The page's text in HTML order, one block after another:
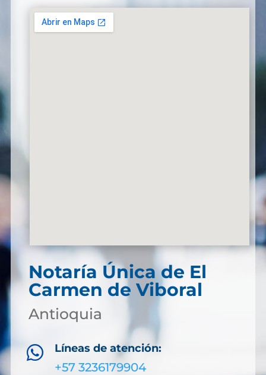
Notaría Única de El
Carmen de Viboral
Antioquia
 Líneas de atención:
+57 3236179904